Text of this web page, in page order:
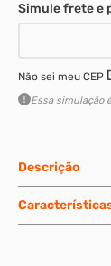
Não sei meu CEP
Essa simulação
Descrição